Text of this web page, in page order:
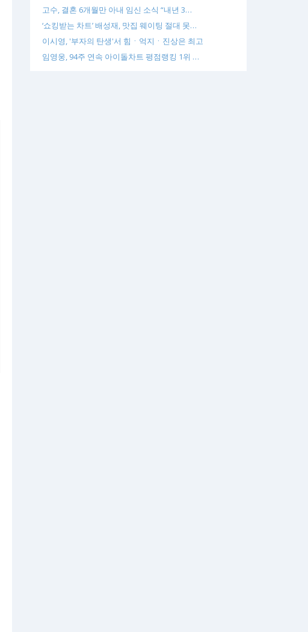
고수, 결혼 6개월만 아내 임신 소식 “내년 3…
‘쇼킹받는 차트’ 배성재, 맛집 웨이팅 절대 못…
이시영, '부자의 탄생'서 힘ㆍ억지ㆍ진상은 최고
임영웅, 94주 연속 아이돌차트 평점랭킹 1위 …